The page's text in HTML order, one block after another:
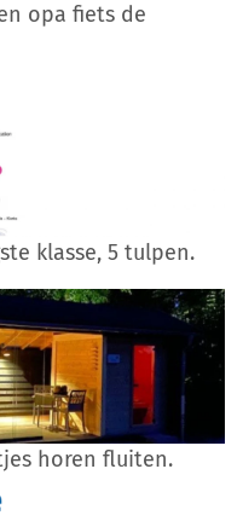
opa fiets de
klasse, 5 tulpen.
horen fluiten.